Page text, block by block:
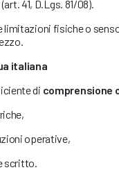
41, D.Lgs. 81/08).
fisiche o
italiana
di comprensione
operative,
scritto.